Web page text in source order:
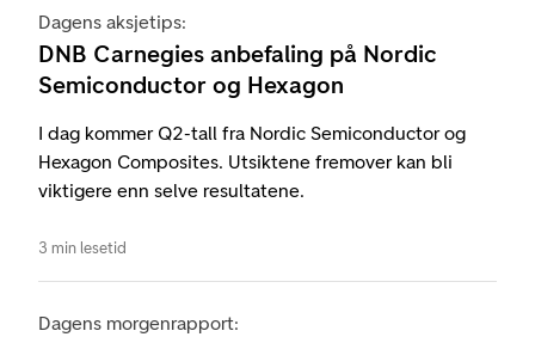
Dagens aksjetips:
DNB Carnegies anbefaling på Nordic
Semiconductor og Hexagon
I dag kommer Q2-tall fra Nordic Semiconductor og
Hexagon Composites. Utsiktene fremover kan bli
viktigere enn selve resultatene.
3 min lesetid
Dagens morgenrapport: